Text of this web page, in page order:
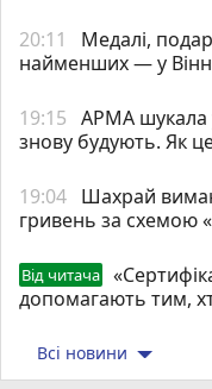
20:11
Медалі,
найменших — у
19:15 АРМА шукала
знову будують. Як
19:04 Шахрай
гривень за схемою
Від читача
допомагають тим,
Всі новини